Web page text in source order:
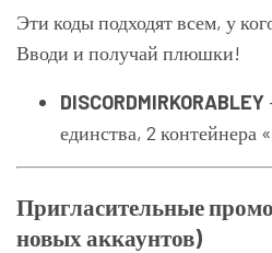
Эти коды подходят всем, у
Вводи и получай плюшки!
DISCORDMIRKORABLEY
единства, 2 контейнера
Пригласительные
новых аккаунтов)